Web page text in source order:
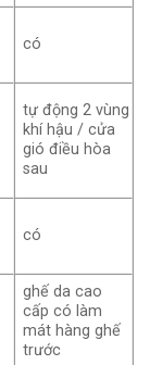
có
tự động 2 vùng
khí hậu / cửa
gió điều hòa
sau
có
ghế da cao
cấp có làm
mát hàng ghế
trước